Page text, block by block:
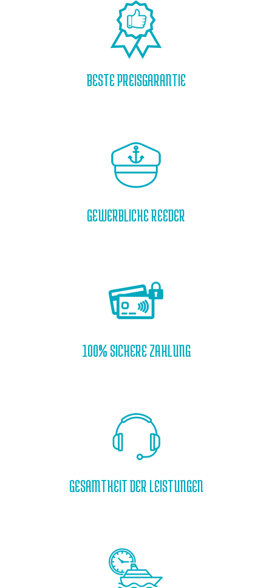
BESTE PREISGARANTIE
GEWERBLICHE REEDER
100% SICHERE ZAHLUNG
GESAMTHEIT DER LEISTUNGEN